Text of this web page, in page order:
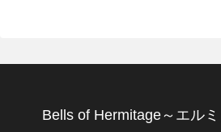
Bells of Hermitage～エル